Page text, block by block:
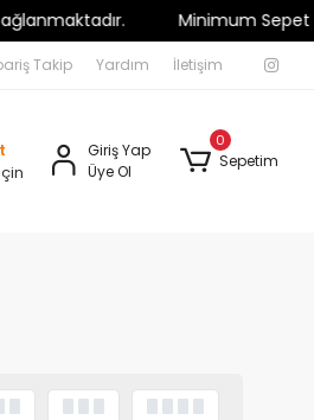
Minimum Sepet
Takip Yardım İletişim
Giriş Yap
Üye Ol
0
Sepetim